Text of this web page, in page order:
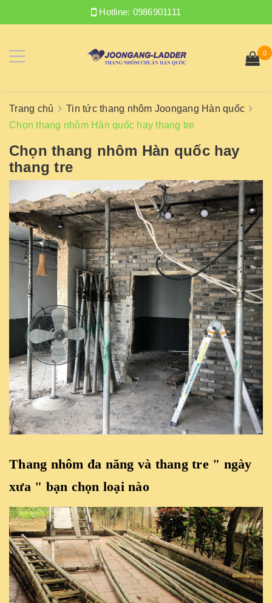
Hotline: 0986901111
0
Trang chủ
Tin tức thang nhôm Joongang Hàn quốc
Chọn thang nhôm Hàn quốc hay thang tre
Chọn thang nhôm Hàn quốc hay
thang tre
Thang nhôm đa năng và thang tre " ngày
xưa " bạn chọn loại nào